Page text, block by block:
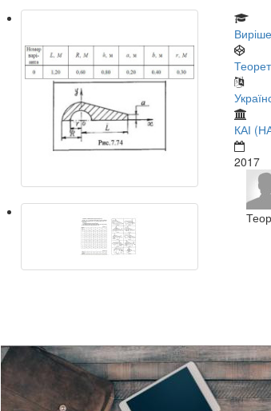
КАІ
2017
Теор